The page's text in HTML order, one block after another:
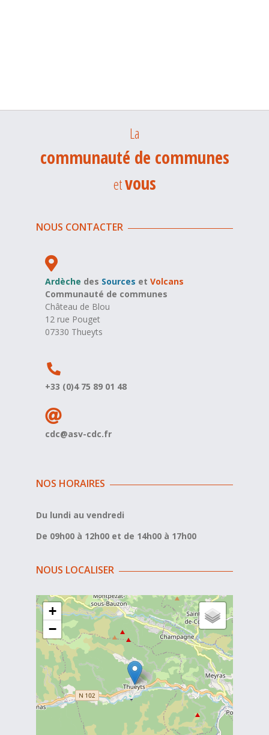
La
communauté de communes
etvous
NOUS CONTACTER
Ardèche des Sources et Volcans
Communauté de communes
Château de Blou
12 rue Pouget
07330 Thueyts
+33 (0)4 75 89 01 48
cdc@asv-cdc.fr
NOS HORAIRES
Du lundi au vendredi
De 09h00 à 12h00 et de 14h00 à 17h00
NOUS LOCALISER
+
−